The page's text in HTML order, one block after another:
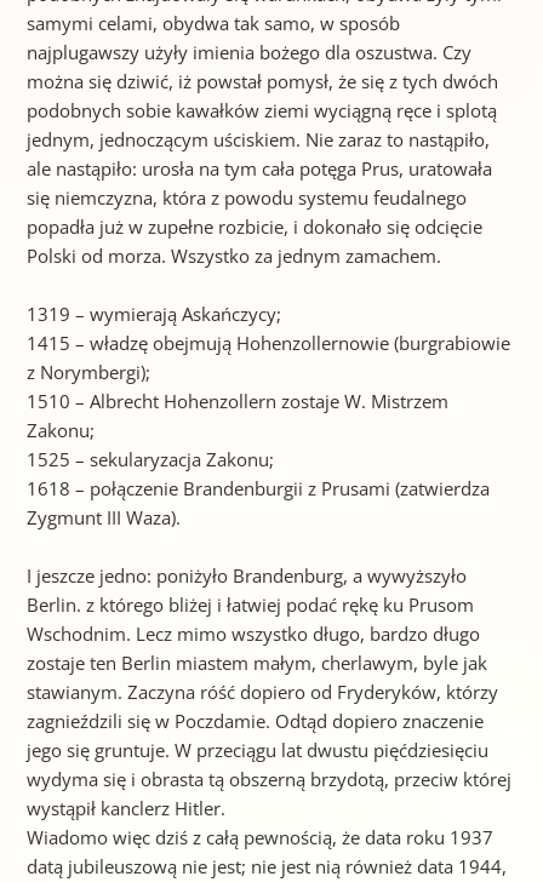
samymi celami, obydwa tak samo, w sposób
najplugawszy użyły imienia bożego dla oszustwa. Czy
można się dziwić, iż powstał pomysł, że się z tych dwóch
podobnych sobie kawałków ziemi wyciągną ręce i splotą
jednym, jednoczącym uściskiem. Nie zaraz to nastąpiło,
ale nastąpiło: urosła na tym cała potęga Prus, uratowała
się niemczyzna, która z powodu systemu feudalnego
popadła już w zupełne rozbicie, i dokonało się odcięcie
Polski od morza. Wszystko za jednym zamachem.
1319 – wymierają Askańczycy;
1415 – władzę obejmują Hohenzollernowie (burgrabiowie
z Norymbergi);
1510 – Albrecht Hohenzollern zostaje W. Mistrzem
Zakonu;
1525 – sekularyzacja Zakonu;
1618 – połączenie Brandenburgii z Prusami (zatwierdza
Zygmunt III Waza).
I jeszcze jedno: poniżyło Brandenburg, a wywyższyło
Berlin. z którego bliżej i łatwiej podać rękę ku Prusom
Wschodnim. Lecz mimo wszystko długo, bardzo długo
zostaje ten Berlin miastem małym, cherlawym, byle jak
stawianym. Zaczyna róść dopiero od Fryderyków, którzy
zagnieździli się w Poczdamie. Odtąd dopiero znaczenie
jego się gruntuje. W przeciągu lat dwustu pięćdziesięciu
wydyma się i obrasta tą obszerną brzydotą, przeciw której
wystąpił kanclerz Hitler.
Wiadomo więc dziś z całą pewnością, że data roku 1937
datą jubileuszową nie jest; nie jest nią również data 1944,